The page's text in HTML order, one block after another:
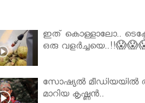
ഇത് കൊള്ളാലോ..
ഒരു
സോഷ്യൽ മീഡിയയിൽ
മാറിയ കൃഷ്ണൻ..